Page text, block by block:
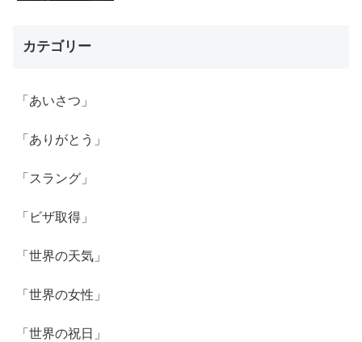
カテゴリー
「あいさつ」
「ありがとう」
「スラング」
「ビザ取得」
「世界の天気」
「世界の女性」
「世界の祝日」